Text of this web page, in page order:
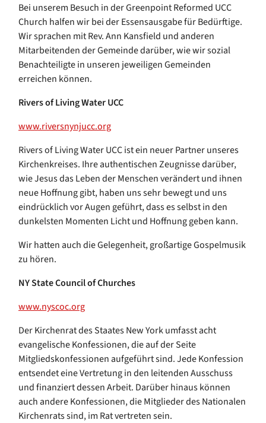
Bei unserem Besuch in der Greenpoint Reformed UCC
Church halfen wir bei der Essensausgabe für Bedürftige.
Wir sprachen mit Rev. Ann Kansfield und anderen
Mitarbeitenden der Gemeinde darüber, wie wir sozial
Benachteiligte in unseren jeweiligen Gemeinden
erreichen können.
Rivers of Living Water UCC
www.riversnynjucc.org
Rivers of Living Water UCC ist ein neuer Partner unseres
Kirchenkreises. Ihre authentischen Zeugnisse darüber,
wie Jesus das Leben der Menschen verändert und ihnen
neue Hoffnung gibt, haben uns sehr bewegt und uns
eindrücklich vor Augen geführt, dass es selbst in den
dunkelsten Momenten Licht und Hoffnung geben kann.
Wir hatten auch die Gelegenheit, großartige Gospelmusik
zu hören.
NY State Council of Churches
www.nyscoc.org
Der Kirchenrat des Staates New York umfasst acht
evangelische Konfessionen, die auf der Seite
Mitgliedskonfessionen aufgeführt sind. Jede Konfession
entsendet eine Vertretung in den leitenden Ausschuss
und finanziert dessen Arbeit. Darüber hinaus können
auch andere Konfessionen, die Mitglieder des Nationalen
Kirchenrats sind, im Rat vertreten sein.